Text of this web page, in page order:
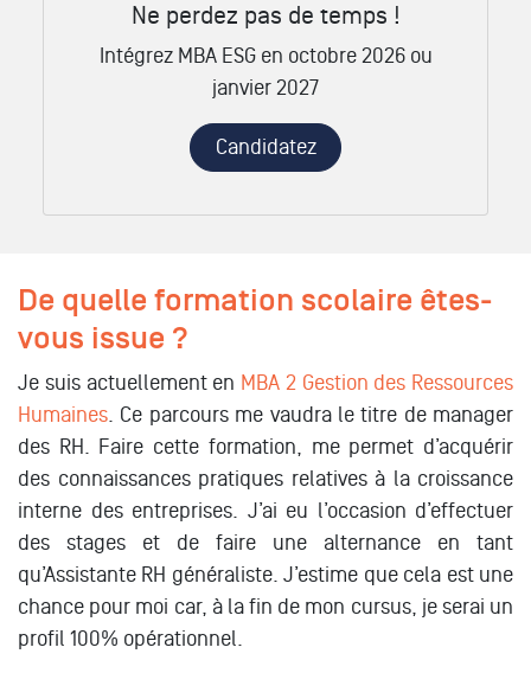
Ne perdez pas de temps !
Intégrez MBA ESG en octobre 2026 ou
janvier 2027
Candidatez
De quelle formation scolaire êtes-
vous issue ?
Je suis actuellement en MBA 2 Gestion des Ressources
Humaines . Ce parcours me vaudra le titre de manager
des RH. Faire cette formation, me permet d’acquérir
des connaissances pratiques relatives à la croissance
interne des entreprises. J’ai eu l’occasion d’effectuer
des stages et de faire une alternance en tant
qu’Assistante RH généraliste. J’estime que cela est une
chance pour moi car, à la fin de mon cursus, je serai un
profil 100% opérationnel.